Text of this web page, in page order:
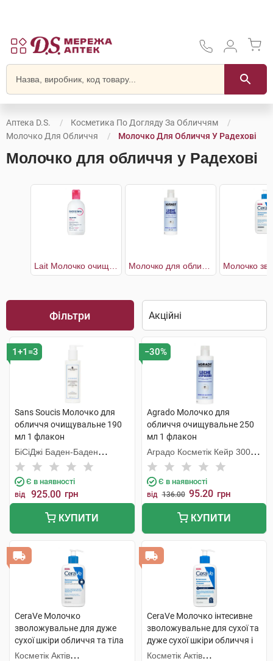
Аптека D.S.
Косметика По Догляду За Обличчям
Молочко Для Обличчя
Молочко Для Обличчя У Радехові
Молочко для обличчя у Радехові
Фільтри
1+1=3
Sans Soucis Молочко для
обличчя очищувальне 190
мл 1 флакон
БіСіДжі Баден-Баден
Косметікс Груп Гмбх
Є в наявності
від 925.00 грн
КУПИТИ
−30%
Agrado Молочко для
обличчя очищувальне 250
мл 1 флакон
Аградо Косметік Кейр 3000
С.Л.У.
Є в наявності
від 136.00 95.20 грн
КУПИТИ
CeraVe Молочко
зволожувальне для дуже
сухої шкіри обличчя та тіла
236 мл 1 флакон
Косметік Актів
CeraVe Молочко інтесивне
зволожувальне для сухої та
дуже сухої шкіри обличчя і
тіла 236 мл 1 флакон
Косметік Актів